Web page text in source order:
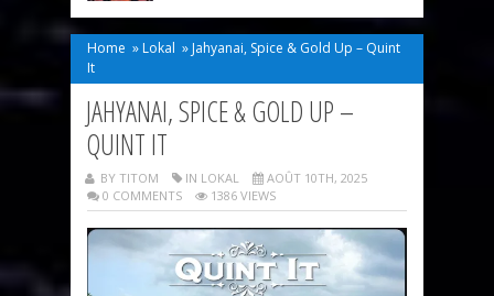
Home » Lokal » Jahyanai, Spice & Gold Up – Quint
It
JAHYANAI, SPICE & GOLD UP –
QUINT IT
BY TITOM IN LOKAL
AOÛT 10TH, 2025
0 COMMENTS
1386 VIEWS